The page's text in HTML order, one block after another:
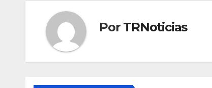
Por TRNoticias